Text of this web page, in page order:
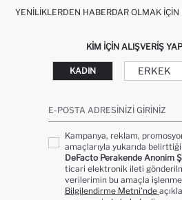
YENILIKLERDEN HABERDAR OLMAK
KIM IÇIN ALIŞVERIŞ
KADIN ERKEK
E-POSTA ADRESINIZI GIRINIZ
Kampanya, reklam,
amaçlarıyla yukarıda
DeFacto Perakende Anonim
ticari elektronik ileti
verilerimin bu amaçla
Bilgilendirme Metni’nde